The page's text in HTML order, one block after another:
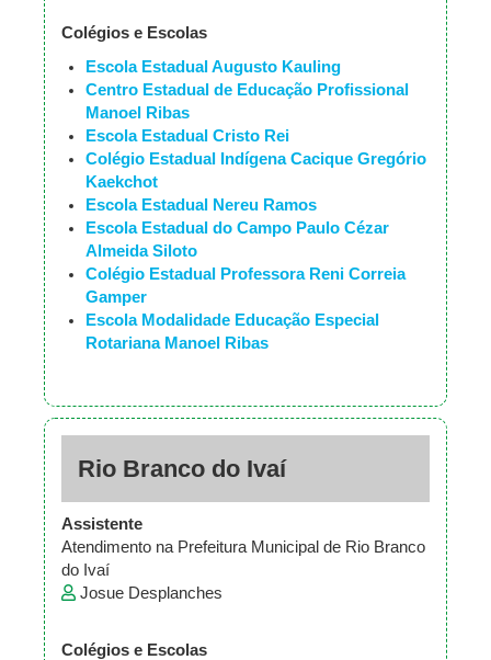
Colégios e Escolas
Escola Estadual Augusto Kauling
Centro Estadual de Educação Profissional
Manoel Ribas
Escola Estadual Cristo Rei
Colégio Estadual Indígena Cacique Gregório
Kaekchot
Escola Estadual Nereu Ramos
Escola Estadual do Campo Paulo Cézar
Almeida Siloto
Colégio Estadual Professora Reni Correia
Gamper
Escola Modalidade Educação Especial
Rotariana Manoel Ribas
Rio Branco do Ivaí
Assistente
Atendimento na Prefeitura Municipal de Rio Branco
do Ivaí
Josue Desplanches
Colégios e Escolas